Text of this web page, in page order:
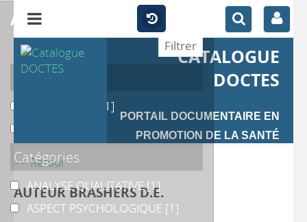
CATALOGUE
DOCTES
PORTAIL DOCUMENTAIRE EN
PROMOTION DE LA SANTÉ
>> Retour
AUTEUR BRASHERS D.E.
affiner
Auteur
BARBOUR J.B.
[1]
MARTIN S.C.
Catégories
ANALYSE QUALITATIVE
ANALYSE QUALITATIVE[1]
ASPECT PSYCHOLOGIQUE
ASPECT PSYCHOLOGIQUE [1]